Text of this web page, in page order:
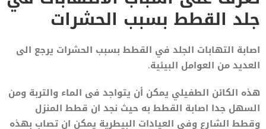
جلد القطط بسبب الحشرات
اصابة التهابات الجلد في القطط بسبب الحشرات يرجع الى
العديد من العوامل البيئية.
هذه الكائن الطفيلي يمكن أن يتواجد فى الماء والتربة ومن
السهل جدا اصابة القطط به حيث نجد ان قطط المنزل
وقطط الشارع وفى العيادات البيطرية يمكن ان تصاب بهذه